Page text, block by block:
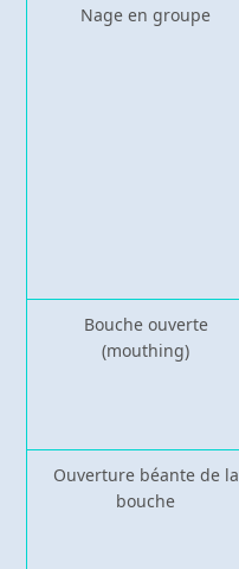
Nage en groupe
Bouche ouverte
(mouthing)
Ouverture béante de la
bouche